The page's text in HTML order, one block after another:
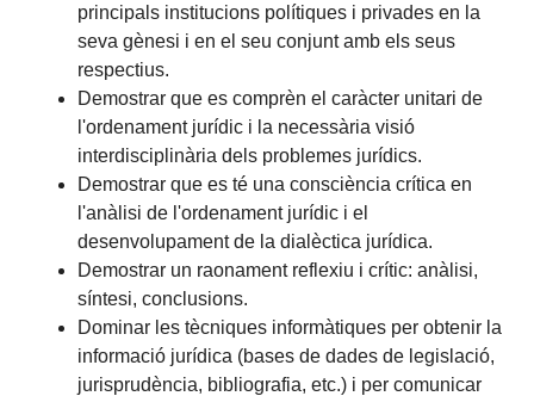
principals institucions polítiques i privades en la
seva gènesi i en el seu conjunt amb els seus
respectius.
Demostrar que es comprèn el caràcter unitari de
l'ordenament jurídic i la necessària visió
interdisciplinària dels problemes jurídics.
Demostrar que es té una consciència crítica en
l'anàlisi de l'ordenament jurídic i el
desenvolupament de la dialèctica jurídica.
Demostrar un raonament reflexiu i crític: anàlisi,
síntesi, conclusions.
Dominar les tècniques informàtiques per obtenir la
informació jurídica (bases de dades de legislació,
jurisprudència, bibliografia, etc.) i per comunicar